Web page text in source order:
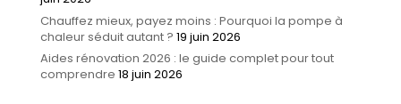
Chauffez mieux, payez moins : Pourquoi la pompe à
chaleur séduit autant ? 19 juin 2026
Aides rénovation 2026 : le guide complet pour tout
comprendre 18 juin 2026